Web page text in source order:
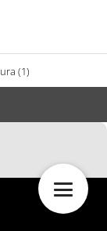
(1)